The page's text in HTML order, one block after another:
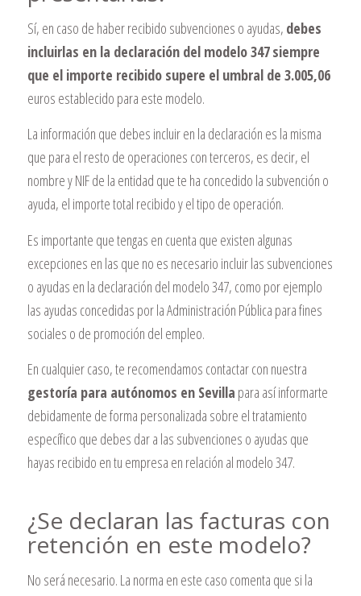
Sí, en caso de haber recibido subvenciones o ayudas, debes
incluirlas en la declaración del modelo 347siempre
que el importe recibido supere el umbral de 3.005,06
euros establecido para este modelo.
La información que debes incluir en la declaración es la misma
que para el resto de operaciones con terceros, es decir, el
nombre y NIF de la entidad que te ha concedido la subvención o
ayuda, el importe total recibido y el tipo de operación.
Es importante que tengas en cuenta que existen algunas
excepciones en las que no es necesario incluir las subvenciones
o ayudas en la declaración del modelo 347, como por ejemplo
las ayudas concedidas por la Administración Pública para fines
sociales o de promoción del empleo.
En cualquier caso, te recomendamos contactar con nuestra
gestoría para autónomos en Sevilla para así informarte
debidamente de forma personalizada sobre el tratamiento
específico que debes dar a las subvenciones o ayudas que
hayas recibido en tu empresa en relación al modelo 347.
¿Se declaran las facturas con
retención en este modelo?
No será necesario. La norma en este caso comenta que si la